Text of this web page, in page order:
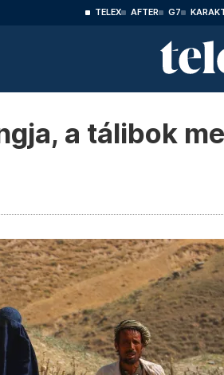
TELEX AFTER G7
a tálibok